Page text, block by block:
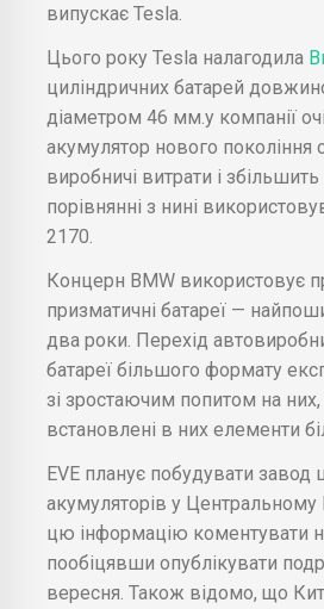
випускає Tesla.
Цього року Tesla налагодила
циліндричних батарей
діаметром 46 мм.у компанії
акумулятор нового покоління
виробничі витрати і
порівнянні з нині
2170.
Концерн BMW використовує
призматичні батареї —
два роки. Перехід
батареї більшого формату
зі зростаючим попитом на них,
встановлені в них елементи
EVE планує побудувати завод
акумуляторів у Центральному
цю інформацію коментувати
пообіцявши опублікувати
вересня. Також відомо, що